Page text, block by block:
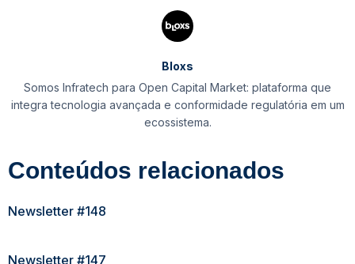
Bloxs
Somos Infratech para Open Capital Market: plataforma que
integra tecnologia avançada e conformidade regulatória em um
ecossistema.
Conteúdos relacionados
Newsletter #148
Newsletter #147